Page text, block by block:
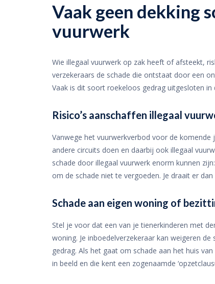
Vaak geen dekking
vuurwerk
Wie illegaal vuurwerk op zak heeft of afsteekt,
verzekeraars de schade die ontstaat door een
Vaak is dit soort roekeloos gedrag uitgesloten
Risico’s aanschaffen illegaal
Vanwege het vuurwerkverbod voor de
andere circuits doen en daarbij ook illegaal
schade door illegaal vuurwerk enorm kunnen
om de schade niet te vergoeden. Je draait er
Schade aan eigen woning of
Stel je voor dat een van je tienerkinderen met
woning. Je inboedelverzekeraar kan weigeren
gedrag. Als het gaat om schade aan het huis
in beeld en die kent een zogenaamde